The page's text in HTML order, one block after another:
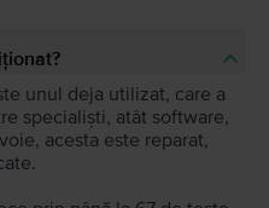
unul deja utilizat, care a
specialiști, atât software,
acesta este reparat,